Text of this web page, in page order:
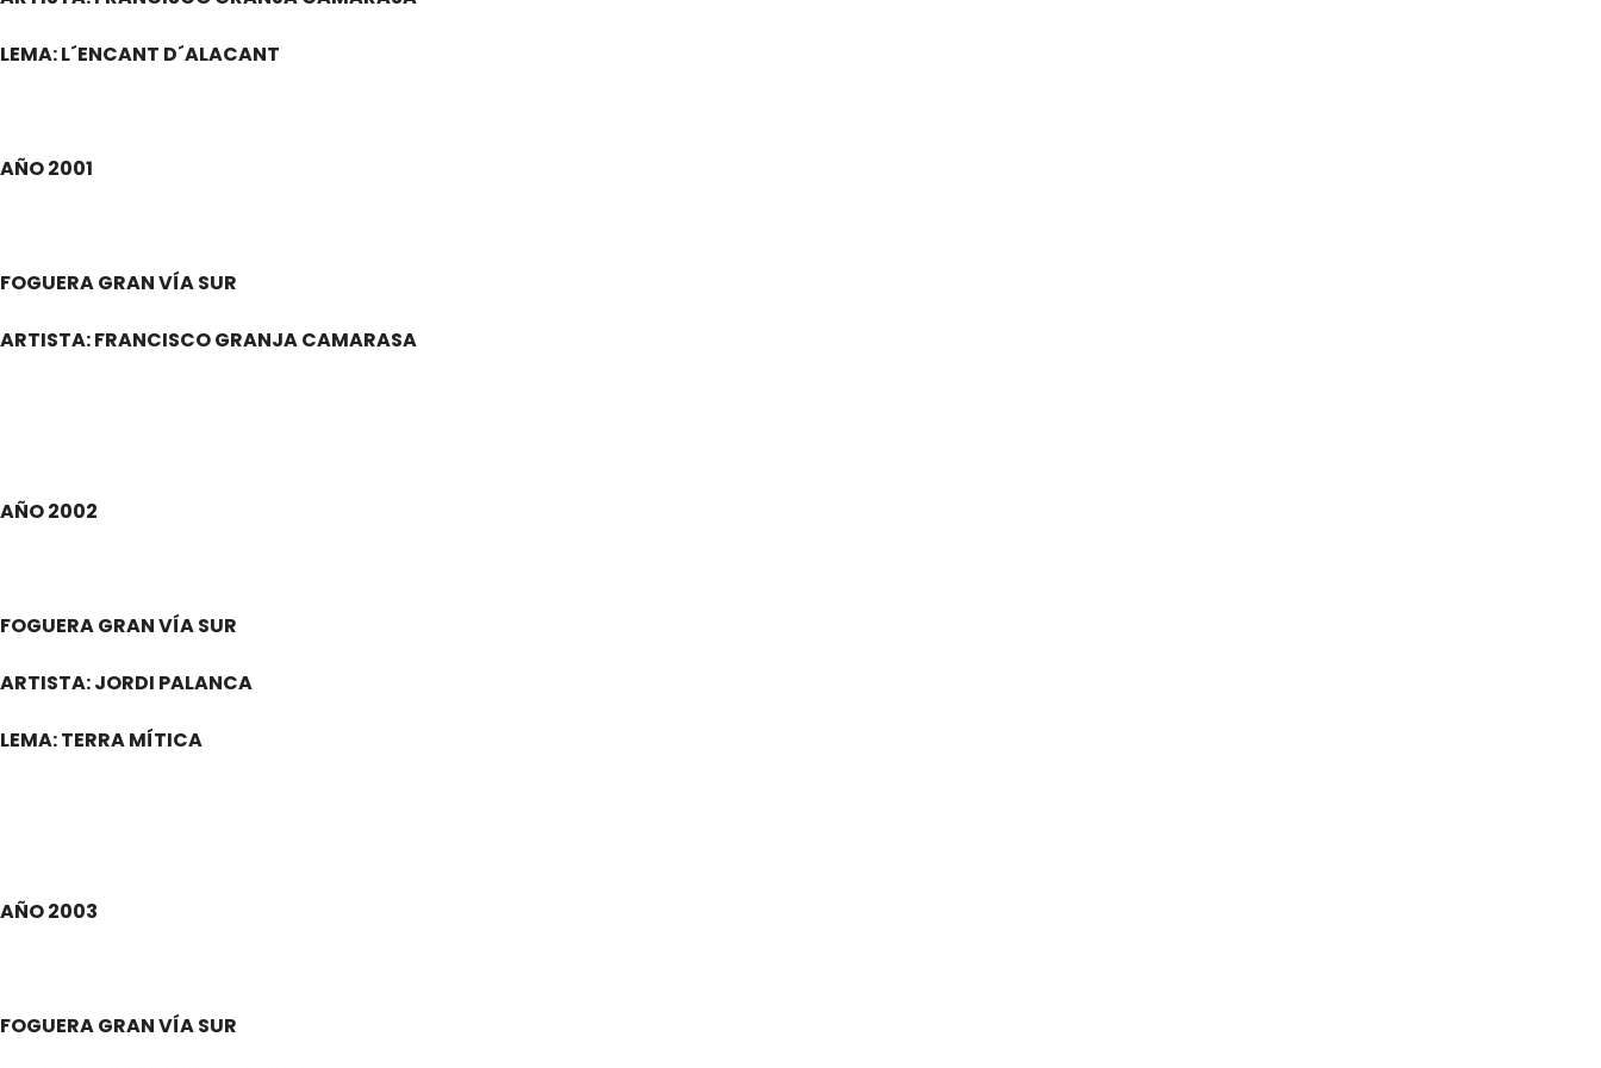
LEMA: L´ENCANT D´ALACANT
AÑO 2001
FOGUERA GRAN VÍA SUR
ARTISTA: FRANCISCO GRANJA CAMARASA
AÑO 2002
FOGUERA GRAN VÍA SUR
ARTISTA: JORDI PALANCA
LEMA: TERRA MÍTICA
AÑO 2003
FOGUERA GRAN VÍA SUR